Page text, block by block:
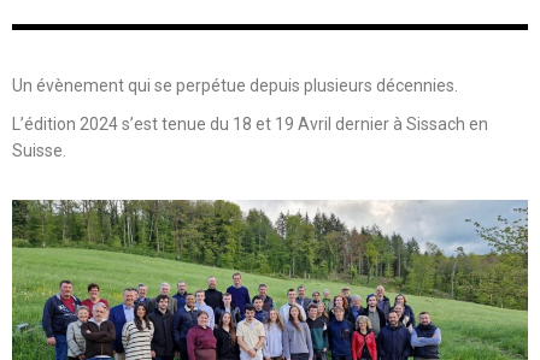
Un évènement qui se perpétue depuis plusieurs décennies.
L’édition 2024 s’est tenue du 18 et 19 Avril dernier à Sissach en
Suisse.